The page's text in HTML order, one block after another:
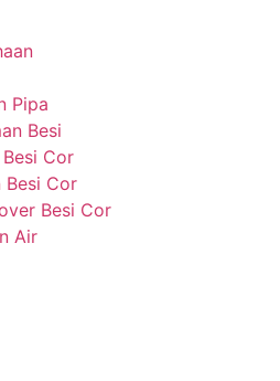
Pipa
Besi
Cor
Besi Cor
Besi Cor
Air